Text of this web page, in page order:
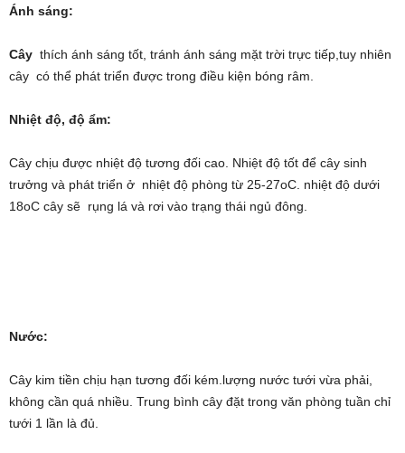
Ánh sáng:
Cây thích ánh sáng tốt, tránh ánh sáng mặt trời trực tiếp,tuy nhiên
cây có thể phát triển được trong điều kiện bóng râm.
Nhiệt độ, độ ẩm:
Cây chịu được nhiệt độ tương đối cao. Nhiệt độ tốt để cây sinh
trưởng và phát triển ở nhiệt độ phòng từ 25-27oC. nhiệt độ dưới
18oC cây sẽ rụng lá và rơi vào trạng thái ngủ đông.
Nước:
Cây kim tiền chịu hạn tương đối kém.lượng nước tưới vừa phải,
không cần quá nhiều. Trung bình cây đặt trong văn phòng tuần chỉ
tưới 1 lần là đủ.